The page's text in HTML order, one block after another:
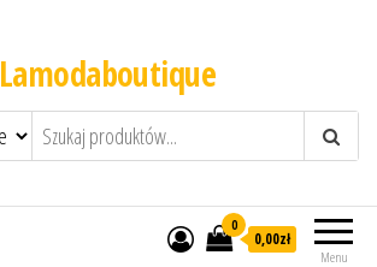
Lamodaboutique
Menu
0
0,00zł